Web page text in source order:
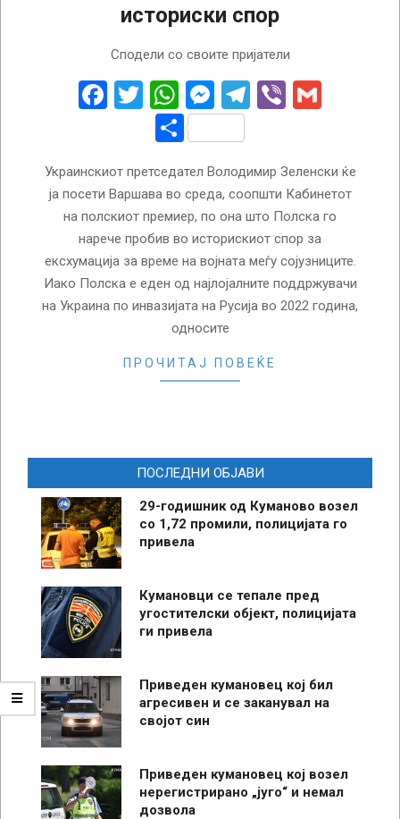
историски спор
Сподели со своите пријатели
Facebook
Twitter
WhatsApp
Messenger
Telegram
Viber
Share
Украинскиот претседател Володимир Зеленски ќе
ја посети Варшава во среда, соопшти Кабинетот
на полскиот премиер, по она што Полска го
нарече пробив во историскиот спор за
ексхумација за време на војната меѓу сојузниците.
Иако Полска е еден од најлојалните поддржувачи
на Украина по инвазијата на Русија во 2022 година,
односите
ПРОЧИТАЈ ПОВЕЌЕ
ПОСЛЕДНИ ОБЈАВИ
29-годишник од Куманово возел
со 1,72 промили, полицијата го
привела
Кумановци се тепале пред
угостителски објект, полицијата
ги привела
Приведен кумановец кој бил
агресивен и се заканувал на
својот син
Приведен кумановец кој возел
нерегистрирано „југо“ и немал
дозвола